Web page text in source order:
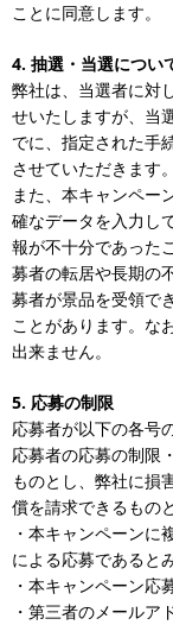
ことに同意します。
4. 抽選・当選につい
弊社は、当選者に対
せいたしますが、当
でに、指定された手
させていただきます。
また、本キャンペー
確なデータを入力し
報が不十分であった
募者の転居や長期の
募者が景品を受領で
ことがあります。な
出来ません。
5. 応募の制限
応募者が以下の各号
応募者の応募の制限
ものとし、弊社に損
償を請求できるもの
・本キャンペーンに
による応募であると
・本キャンペーン応
・第三者のメールア